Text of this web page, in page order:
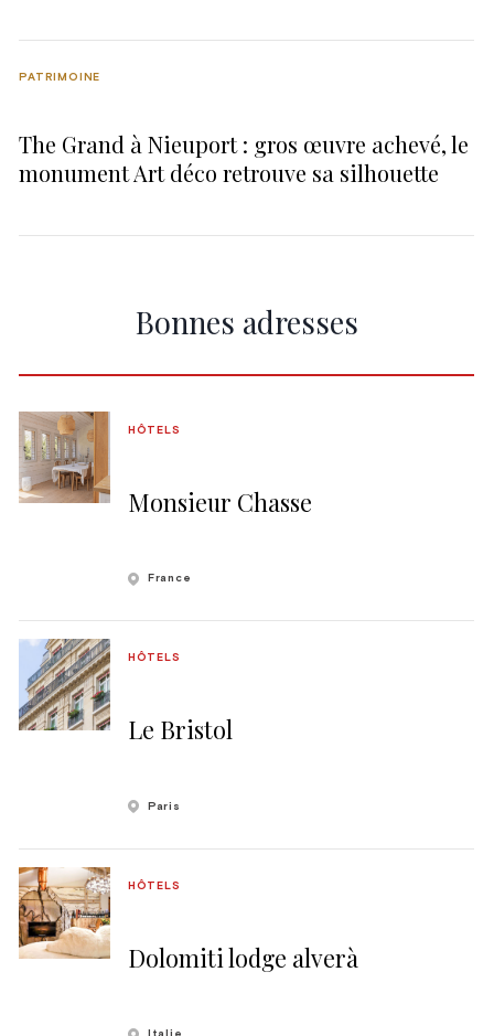
The Grand à Nieuport : gros œuvre achevé, le
monument Art déco retrouve sa silhouette
PATRIMOINE
Bonnes adresses
Monsieur Chasse
HÔTELS
France
Le Bristol
HÔTELS
Paris
Dolomiti lodge alverà
HÔTELS